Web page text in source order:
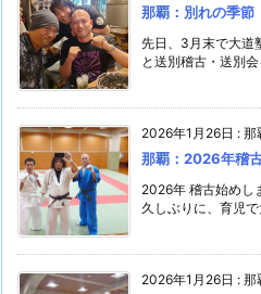
那覇：別れの季節
先日、3月末で大道
と送別稽古・送別
2026年1月26日 : 那
那覇：2026年稽
2026年 稽古始めし
久しぶりに、育児で
2026年1月26日 : 那